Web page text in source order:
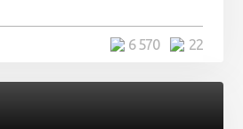
22
6 570